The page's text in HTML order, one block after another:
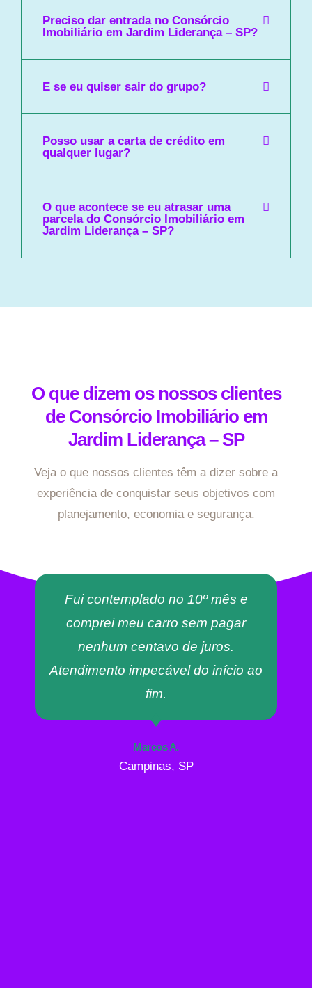
Preciso dar entrada no Consórcio
Imobiliário em Jardim Liderança – SP?
E se eu quiser sair do grupo?
Posso usar a carta de crédito em
qualquer lugar?
O que acontece se eu atrasar uma
parcela do Consórcio Imobiliário em
Jardim Liderança – SP?
O que dizem os nossos clientes
de Consórcio Imobiliário em
Jardim Liderança – SP
Veja o que nossos clientes têm a dizer sobre a
experiência de conquistar seus objetivos com
planejamento, economia e segurança.
Fui contemplado no 10º mês e
comprei meu carro sem pagar
nenhum centavo de juros.
Atendimento impecável do início ao
fim.
Marcos A.
Campinas, SP